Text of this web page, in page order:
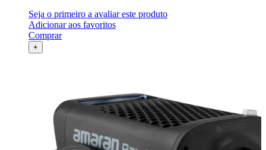
Seja o primeiro a avaliar este produto
Adicionar aos favoritos
Comprar
+